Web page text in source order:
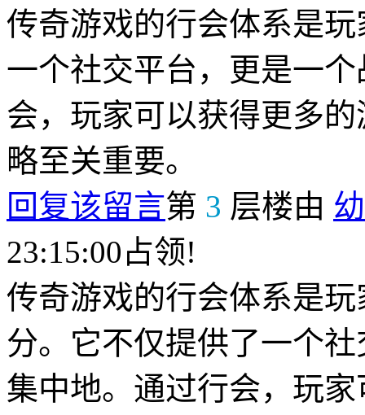
传奇游戏的行会体系是
一个社交平台，更是一
会，玩家可以获得更多
略至关重要。
回复该留言第 3 层楼由
23:15:00占领!
传奇游戏的行会体系是
分。它不仅提供了一个
集中地。通过行会，玩